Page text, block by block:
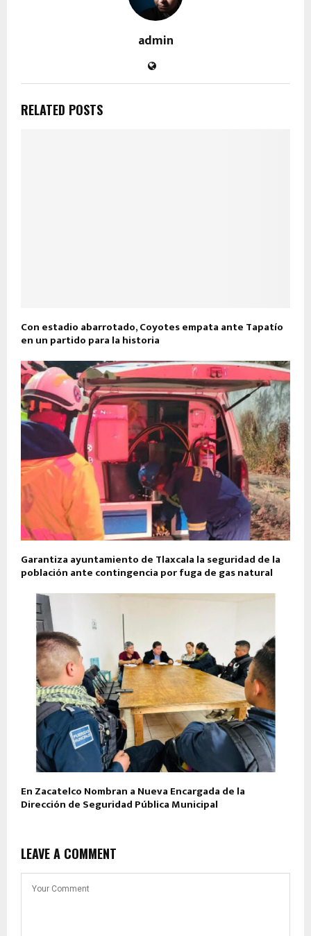
admin
RELATED POSTS
Con estadio abarrotado, Coyotes empata ante Tapatío
en un partido para la historia
Garantiza ayuntamiento de Tlaxcala la seguridad de la
población ante contingencia por fuga de gas natural
En Zacatelco Nombran a Nueva Encargada de la
Dirección de Seguridad Pública Municipal
LEAVE A COMMENT